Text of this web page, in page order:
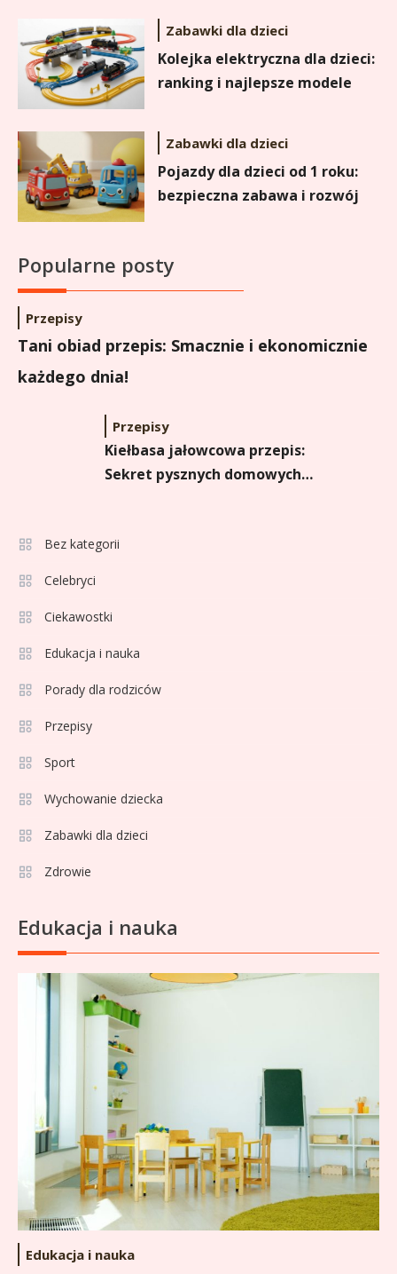
Zabawki dla dzieci
Kolejka elektryczna dla dzieci:
ranking i najlepsze modele
Zabawki dla dzieci
Pojazdy dla dzieci od 1 roku:
bezpieczna zabawa i rozwój
Popularne posty
Przepisy
Tani obiad przepis: Smacznie i ekonomicznie
każdego dnia!
Przepisy
Kiełbasa jałowcowa przepis:
Sekret pysznych domowych
Bez kategorii
Celebryci
Ciekawostki
Edukacja i nauka
Porady dla rodziców
Przepisy
Sport
Wychowanie dziecka
Zabawki dla dzieci
Zdrowie
Edukacja i nauka
Edukacja i nauka